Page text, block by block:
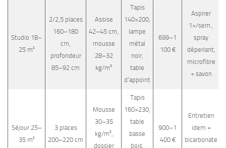
Studio 18–
25 m²
2/2,5 places
160–180
cm,
profondeur
85–92 cm
Assise
42–45 cm,
mousse
28–32
kg/m³
Tapis
140×200,
lampe
métal
noir,
table
d’appoint
699–1
100 €
Aspirer
1×/sem.,
spray
déperlant,
microfibre
+ savon
Séjour 25–
35 m²
3 places
200–220 cm
Mousse
30–35
kg/m³,
dossier
Tapis
160×230,
table
basse
bois,
900–1
400 €
Entretien
idem +
bicarbonate